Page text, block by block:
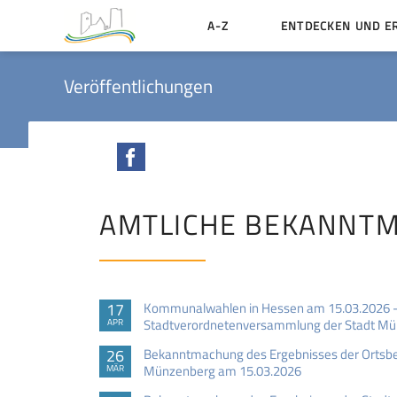
A-Z ENTDECKEN UND
Veröffentlichungen
AMTLICHE
17
APR
Kommunalwahlen in Hessen am 15.03.2026
Stadtverordnetenversammlung der Stadt
26
MÄR
Bekanntmachung des Ergebnisses der
Münzenberg am 15.03.2026